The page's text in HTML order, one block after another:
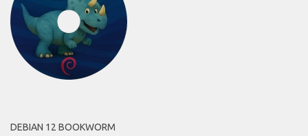
DEBIAN 12 BOOKWORM